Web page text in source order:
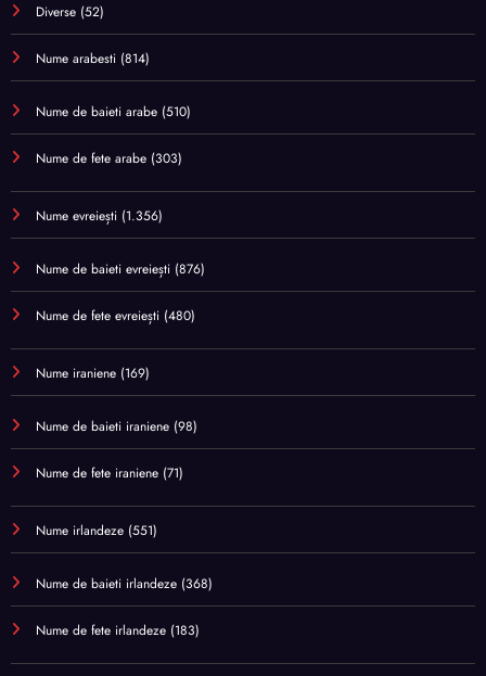
Diverse (52)
Nume arabesti (814)
Nume de baieti arabe (510)
Nume de fete arabe (303)
Nume evreiești (1.356)
Nume de baieti evreiești (876)
Nume de fete evreiești (480)
Nume iraniene (169)
Nume de baieti iraniene (98)
Nume de fete iraniene (71)
Nume irlandeze (551)
Nume de baieti irlandeze (368)
Nume de fete irlandeze (183)